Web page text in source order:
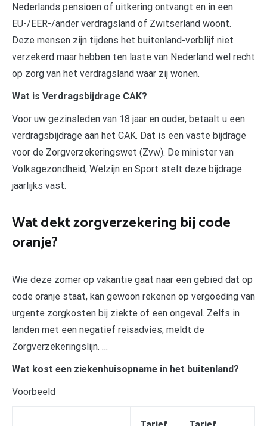
Nederlands pensioen of uitkering ontvangt en in een
EU-/EER-/ander verdragsland of Zwitserland woont.
Deze mensen zijn tijdens het buitenland-verblijf niet
verzekerd maar hebben ten laste van Nederland wel recht
op zorg van het verdragsland waar zij wonen.
Wat is Verdragsbijdrage CAK?
Voor uw gezinsleden van 18 jaar en ouder, betaalt u een
verdragsbijdrage aan het CAK. Dat is een vaste bijdrage
voor de Zorgverzekeringswet (Zvw). De minister van
Volksgezondheid, Welzijn en Sport stelt deze bijdrage
jaarlijks vast.
Wat dekt zorgverzekering bij code
oranje?
Wie deze zomer op vakantie gaat naar een gebied dat op
code oranje staat, kan gewoon rekenen op vergoeding van
urgente zorgkosten bij ziekte of een ongeval. Zelfs in
landen met een negatief reisadvies, meldt de
Zorgverzekeringslijn. …
Wat kost een ziekenhuisopname in het buitenland?
Voorbeeld